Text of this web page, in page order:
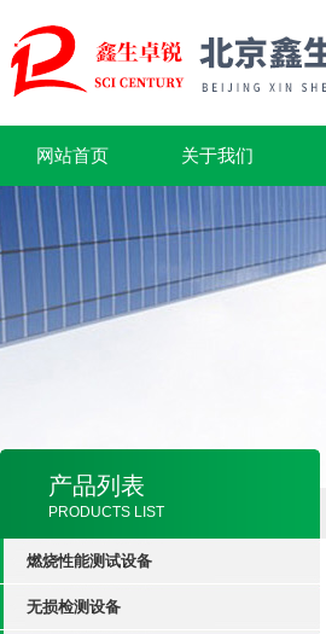
网站首页 关于我们
产品列表
PRODUCTS LIST
燃烧性能测试设备
无损检测设备